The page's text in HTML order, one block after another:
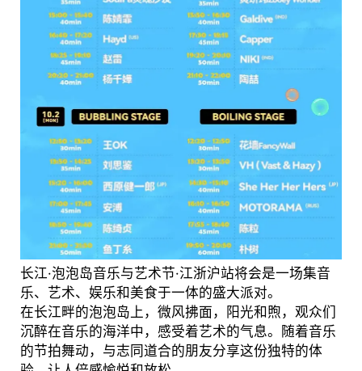
长江·泡泡岛音乐与艺术节·江浙沪站将会是一场集音
乐、艺术、娱乐和美食于一体的盛大派对。
在长江畔的泡泡岛上，微风拂面，阳光和煦，观众们
沉醉在音乐的海洋中，感受着艺术的气息。随着音乐
的节拍舞动，与志同道合的朋友分享这份独特的体